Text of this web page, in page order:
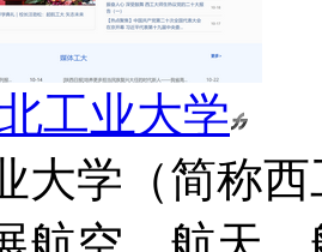
工业大学
大学（简称